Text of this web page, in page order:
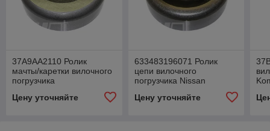
37A9AA2110 Ролик
мачты/каретки вилочного
погрузчика
Цену уточняйте
633483196071 Ролик
цепи вилочного
погрузчика Nissan
Цену уточняйте